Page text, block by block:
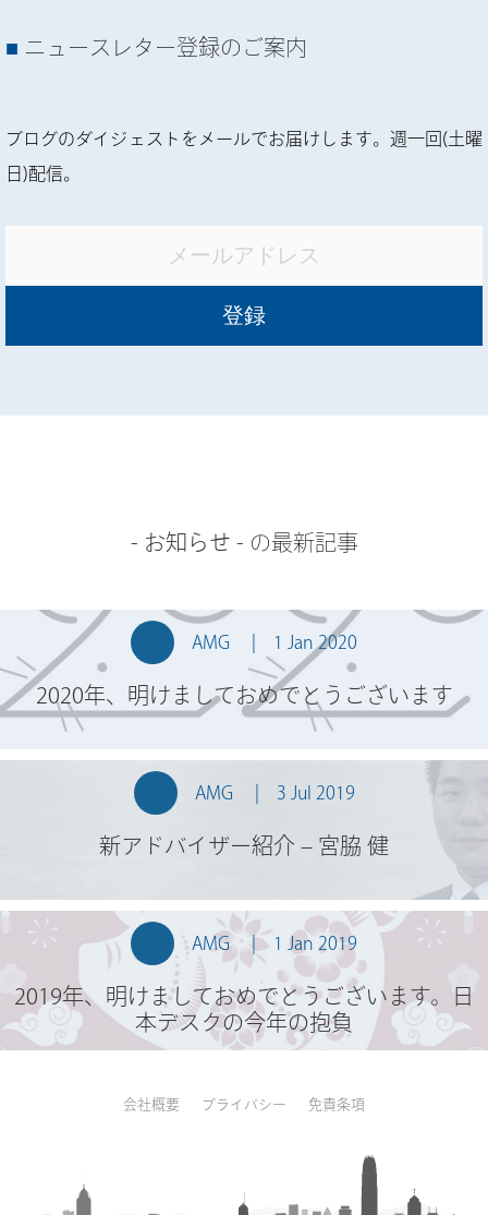
ニュースレター登録のご案内
ブログのダイジェストをメールでお届けします。週一回(土曜
日)配信。
- お知らせ - の最新記事
AMG 1 Jan 2020
2020年、明けましておめでとうございます
AMG 3 Jul 2019
新アドバイザー紹介 – 宮脇 健
AMG 1 Jan 2019
2019年、明けましておめでとうございます。日
本デスクの今年の抱負
会社概要 プライバシー 免責条項